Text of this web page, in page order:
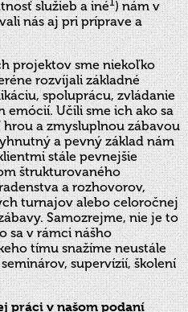
služieb a iné ) nám v
nás aj pri príprave a
projektov sme niekoľko
rozvíjali základné
spoluprácu, zvládanie
emócií. Učili sme ich ako sa
a zmysluplnou zábavou
a pevný základ nám
stále pevnejšie
štrukturovaného
a rozhovorov,
turnajov alebo celoročnej
Samozrejme, nie je to
sa v rámci nášho
tímu snažíme neustále
supervízií, školení
práci v našom podaní